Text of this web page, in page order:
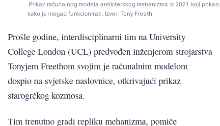
Prikaz računalnog modela antikiterskog mehanizma iz 2021. koji
kako je mogao funkcionirati. Izvor: Tony Freeth
Prošle godine, interdisciplinarni tim na University
College London (UCL) predvođen inženjerom strojarstva
Tonyjem Freethom svojim je računalnim modelom
dospio na svjetske naslovnice, otkrivajući prikaz
starogrčkog kozmosa.
Tim trenutno gradi repliku mehanizma, pomiče